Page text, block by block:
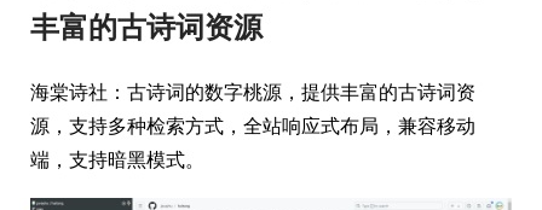
丰富的古诗词资源
海棠诗社：古诗词的数字桃源，提供丰富的古诗词资
源，支持多种检索方式，全站响应式布局，兼容移动
端，支持暗黑模式。